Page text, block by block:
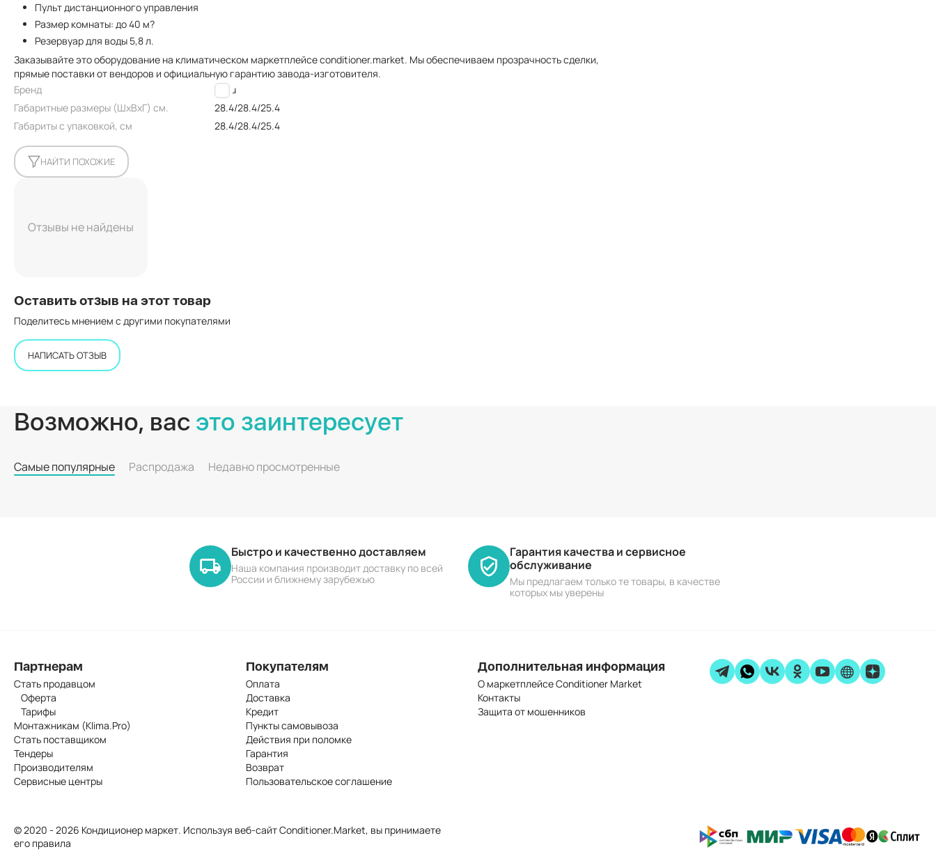
Пульт дистанционного управления
Размер комнаты: до 40 м?
Резервуар для воды 5,8 л.
Заказывайте это оборудование на климатическом маркетплейсе conditioner.market. Мы обеспечиваем прозрачность сделки,
прямые поставки от вендоров и официальную гарантию завода-изготовителя.
Бренд
Ballu
Габаритные размеры (ШxВxГ) см.
28.4/28.4/25.4
Габариты с упаковкой, см
28.4/28.4/25.4
НАЙТИ ПОХОЖИЕ
Отзывы не найдены
Оставить отзыв на этот товар
Поделитесь мнением с другими покупателями
НАПИСАТЬ ОТЗЫВ
Возможно, вас это заинтересует
Самые популярные Распродажа Недавно просмотренные
Быстро и качественно доставляем
Наша компания производит доставку по всей
России и ближнему зарубежью
Гарантия качества и сервисное
обслуживание
Мы предлагаем только те товары, в качестве
которых мы уверены
Партнерам
Стать продавцом
Оферта
Тарифы
Монтажникам (Klima.Pro)
Стать поставщиком
Тендеры
Производителям
Сервисные центры
Покупателям
Оплата
Доставка
Кредит
Пункты самовывоза
Действия при поломке
Гарантия
Возврат
Пользовательское соглашение
Дополнительная информация
О маркетплейсе Conditioner Market
Контакты
Защита от мошенников
© 2020 - 2026 Кондиционер маркет. Используя веб-сайт Conditioner.Market, вы принимаете
его правила